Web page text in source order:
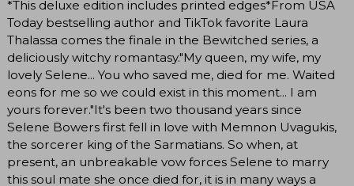
*This deluxe edition includes printed edges*From USA
Today bestselling author and TikTok favorite Laura
Thalassa comes the finale in the Bewitched series, a
deliciously witchy romantasy."My queen, my wife, my
lovely Selene... You who saved me, died for me. Waited
eons for me so we could exist in this moment... I am
yours forever."It's been two thousand years since
Selene Bowers first fell in love with Memnon Uvagukis,
the sorcerer king of the Sarmatians. So when, at
present, an unbreakable vow forces Selene to marry
this soul mate she once died for, it is in many ways a